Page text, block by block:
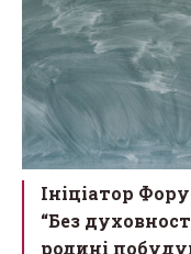
Ініціатор
“Без
родині